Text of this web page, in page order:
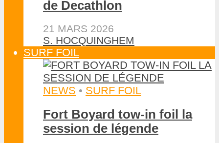
de Decathlon
21 MARS 2026
S. HOCQUINGHEM
SURF FOIL
NEWS • SURF FOIL
Fort Boyard tow-in foil la
session de légende